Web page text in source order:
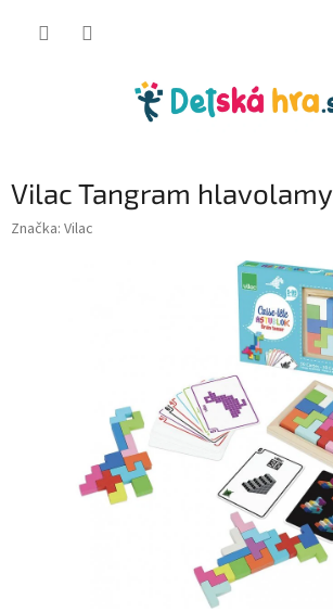
Vilac Tangram hlavolamy
Značka: Vilac